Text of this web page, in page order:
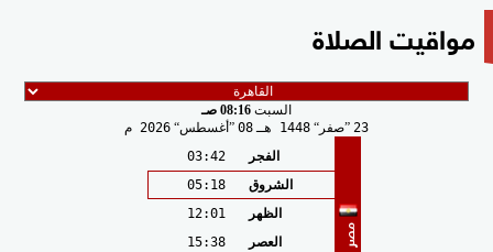
مواقيت الصلاة
السبت 08:16 صـ
23 صفر 1448 هـ 08 أغسطس 2026 م
مصر
الفجر
03:42
الشروق
05:18
الظهر
12:01
العصر
15:38